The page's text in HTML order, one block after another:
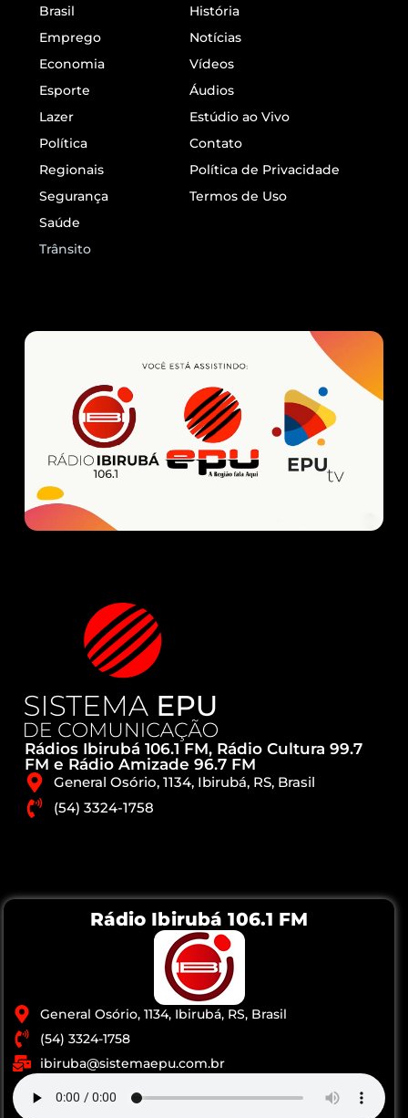
Rádios Ibirubá 106.1 FM, Rádio Cultura 99.7
FM e Rádio Amizade 96.7 FM
General Osório, 1134, Ibirubá, RS, Brasil
(54) 3324-1758
Brasil
Emprego
Economia
Esporte
Lazer
Política
Regionais
Segurança
Saúde
Trânsito
História
Notícias
Vídeos
Áudios
Estúdio ao Vivo
Contato
Política de Privacidade
Termos de Uso
Rádio Ibirubá 106.1 FM
General Osório, 1134, Ibirubá, RS, Brasil
(54) 3324-1758
ibiruba@sistemaepu.com.br